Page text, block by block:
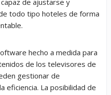
de ajustarse y
todo tipo hoteles de forma
hecho a medida para
de los televisores de
gestionar de
eficiencia. La posibilidad de